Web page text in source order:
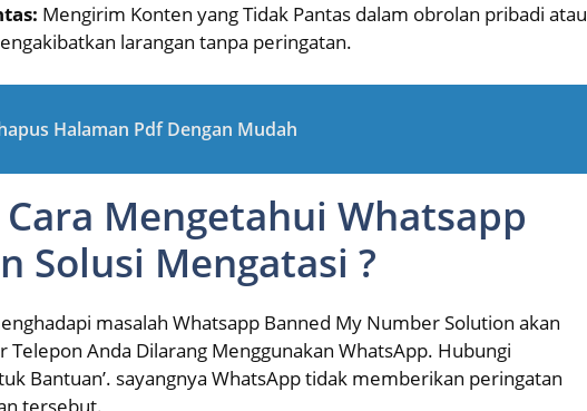
Mengirim Konten yang Tidak Pantas dalam obrolan pribadi atau
larangan tanpa peringatan.
Halaman Pdf Dengan Mudah
Mengetahui Whatsapp
Solusi Mengatasi ?
masalah Whatsapp Banned My Number Solution akan
Telepon Anda Dilarang Menggunakan WhatsApp. Hubungi
Bantuan’. sayangnya WhatsApp tidak memberikan peringatan
tersebut.